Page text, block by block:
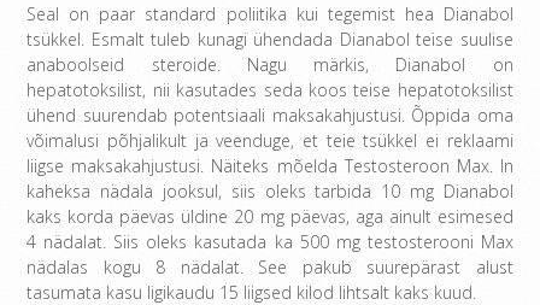
Seal on paar standard poliitika kui tegemist hea Dianabol
tsükkel. Esmalt tuleb kunagi ühendada Dianabol teise suulise
anaboolseid steroide. Nagu märkis, Dianabol on
hepatotoksilist, nii kasutades seda koos teise hepatotoksilist
ühend suurendab potentsiaali maksakahjustusi. Õppida oma
võimalusi põhjalikult ja veenduge, et teie tsükkel ei reklaami
liigse maksakahjustusi. Näiteks mõelda Testosteroon Max. In
kaheksa nädala jooksul, siis oleks tarbida 10 mg Dianabol
kaks korda päevas üldine 20 mg päevas, aga ainult esimesed
4 nädalat. Siis oleks kasutada ka 500 mg testosterooni Max
nädalas kogu 8 nädalat. See pakub suurepärast alust
tasumata kasu ligikaudu 15 liigsed kilod lihtsalt kaks kuud.